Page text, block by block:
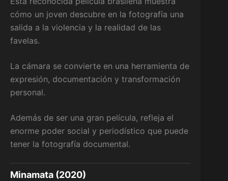
cómo un joven descubre en la fotografía una
salida a la violencia y la realidad de las
favelas.
La cámara se convierte en una herramienta de
expresión, documentación y transformación
personal.
Además de ser una gran película, refleja el
enorme poder social y periodístico que puede
tener la fotografía documental.
Minamata (2020)